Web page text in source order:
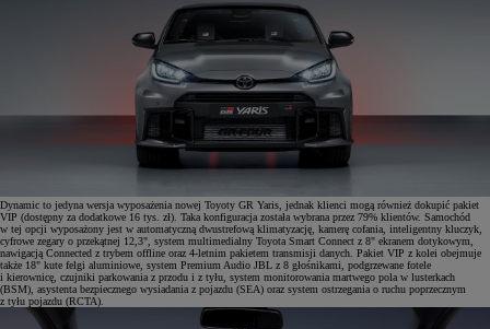
Dynamic to jedyna wersja wyposażenia nowej Toyoty GR Yaris, jednak klienci mogą również dokupić pakiet
VIP (dostępny za dodatkowe 16 tys. zł). Taka konfiguracja została wybrana przez 79% klientów. Samochód
w tej opcji wyposażony jest w automatyczną dwustrefową klimatyzację, kamerę cofania, inteligentny kluczyk,
cyfrowe zegary o przekątnej 12,3", system multimedialny Toyota Smart Connect z 8" ekranem dotykowym,
nawigacją Connected z trybem offline oraz 4-letnim pakietem transmisji danych. Pakiet VIP z kolei obejmuje
także 18" kute felgi aluminiowe, system Premium Audio JBL z 8 głośnikami, podgrzewane fotele
i kierownicę, czujniki parkowania z przodu i z tyłu, system monitorowania martwego pola w lusterkach
(BSM), asystenta bezpiecznego wysiadania z pojazdu (SEA) oraz system ostrzegania o ruchu poprzecznym
z tyłu pojazdu (RCTA).